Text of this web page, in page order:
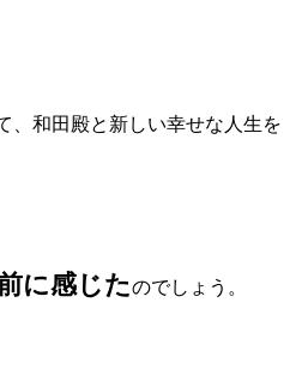
、和田殿と新しい幸せな人生を
に感じたのでしょう。